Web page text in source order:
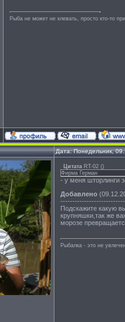
Рыба не может не клевать, просто кто-то
Дата: Понедельник,
Цитата RT-02 ()
Фирма Герман
- у меня шторлинги
Добавлено
Подскажите какую
крупняшки,так же
морозе
Рыбалка - это не